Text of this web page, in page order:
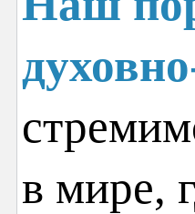
в мире,